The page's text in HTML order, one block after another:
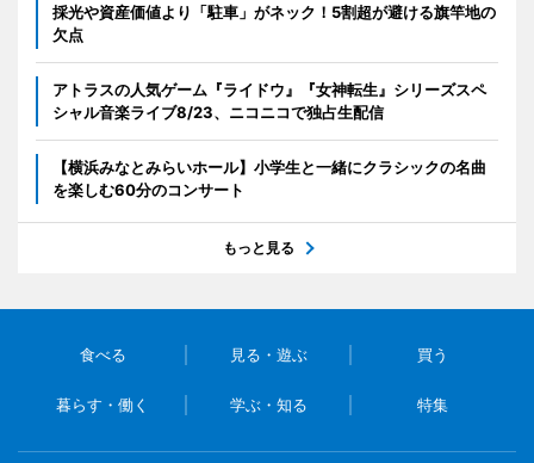
採光や資産価値より「駐車」がネック！5割超が避ける旗竿地の
欠点
アトラスの人気ゲーム『ライドウ』『女神転生』シリーズスペ
シャル音楽ライブ8/23、ニコニコで独占生配信
【横浜みなとみらいホール】小学生と一緒にクラシックの名曲
を楽しむ60分のコンサート
もっと見る
食べる 見る・遊ぶ 買う
暮らす・働く 学ぶ・知る 特集